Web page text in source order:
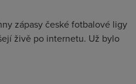
zápasy české fotbalové ligy
živě po internetu. Už bylo